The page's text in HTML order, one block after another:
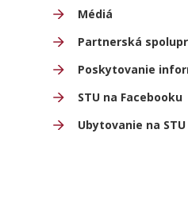
Médiá
Partnerská
Poskytovanie
STU na Facebooku
Ubytovanie na STU